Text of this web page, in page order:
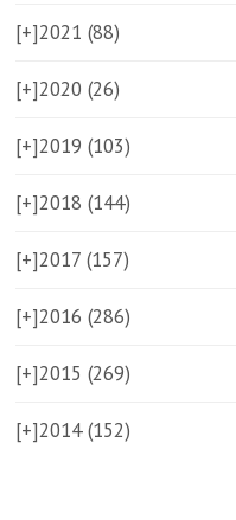
[+]2021 (88)
[+]2020 (26)
[+]2019 (103)
[+]2018 (144)
[+]2017 (157)
[+]2016 (286)
[+]2015 (269)
[+]2014 (152)